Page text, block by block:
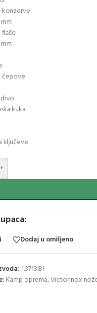
konzerve
čepove
kuka
ključeve
+
Dodaj u omiljeno
1.3713.B1
Kamp oprema,Victorinox